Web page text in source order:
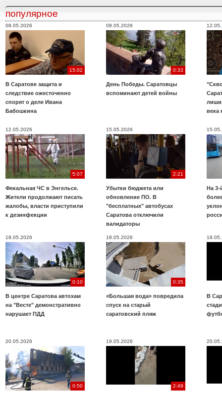
популярное
08.05.2026
15:02
В Саратове защита и
следствие ожесточенно
спорят о деле Ивана
Бабошкина
08.05.2026
0:33
День Победы. Саратовцы
вспоминают детей войны
века
12.05.2026
5:07
Фекальная ЧС в Энгельсе.
Жители продолжают писать
жалобы, власти приступили
к дезинфекции
15.05.2026
2:21
Убытки бюджета или
обновление ПО. В
"бесплатных" автобусах
Саратова отключили
валидаторы
На 3-
18.05.2026
0:10
В центре Саратова автохам
на "Весте" демонстративно
нарушает ПДД
18.05.2026
0:35
«Большая вода» повредила
спуск на старый
саратовский пляж
В
20.05.2026
0:50
19.05.2026
2:49